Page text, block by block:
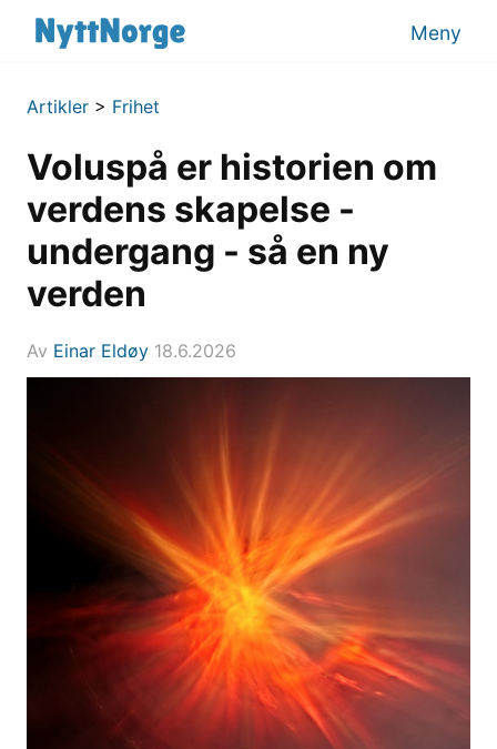
Meny
Artikler > Frihet
Voluspå er historien om
verdens skapelse -
undergang - så en ny
verden
Av Einar Eldøy 18.6.2026